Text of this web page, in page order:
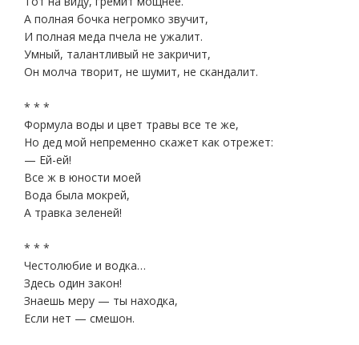
А полная бочка негромко звучит,
И полная меда пчела не ужалит.
Умный, талантливый не закричит,
Он молча творит, не шумит, не скандалит.
* * *
Формула воды и цвет травы все те же,
Но дед мой непременно скажет как отрежет:
— Ей-ей!
Все ж в юности моей
Вода была мокрей,
А травка зеленей!
* * *
Честолюбие и водка…
Здесь один закон!
Знаешь меру — ты находка,
Если нет — смешон.